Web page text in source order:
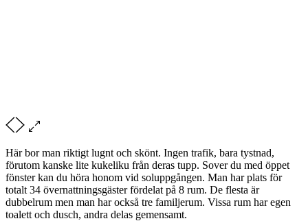
Här bor man riktigt lugnt och skönt. Ingen trafik, bara tystnad,
förutom kanske lite kukeliku från deras tupp. Sover du med öppet
fönster kan du höra honom vid soluppgången. Man har plats för
totalt 34 övernattningsgäster fördelat på 8 rum. De flesta är
dubbelrum men man har också tre familjerum. Vissa rum har egen
toalett och dusch, andra delas gemensamt.